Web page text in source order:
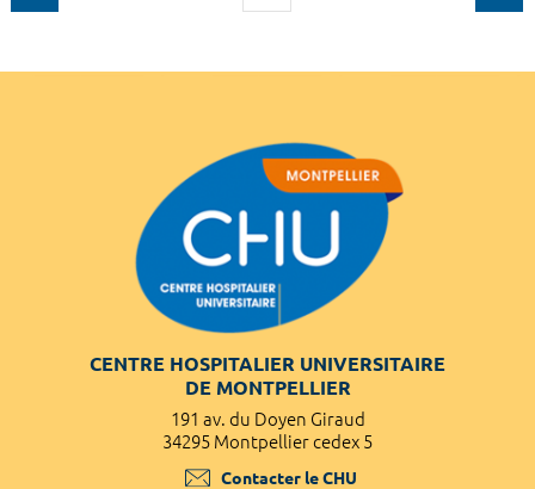
CENTRE HOSPITALIER UNIVERSITAIRE
DE MONTPELLIER
191 av. du Doyen Giraud
34295 Montpellier cedex 5
Contacter le CHU